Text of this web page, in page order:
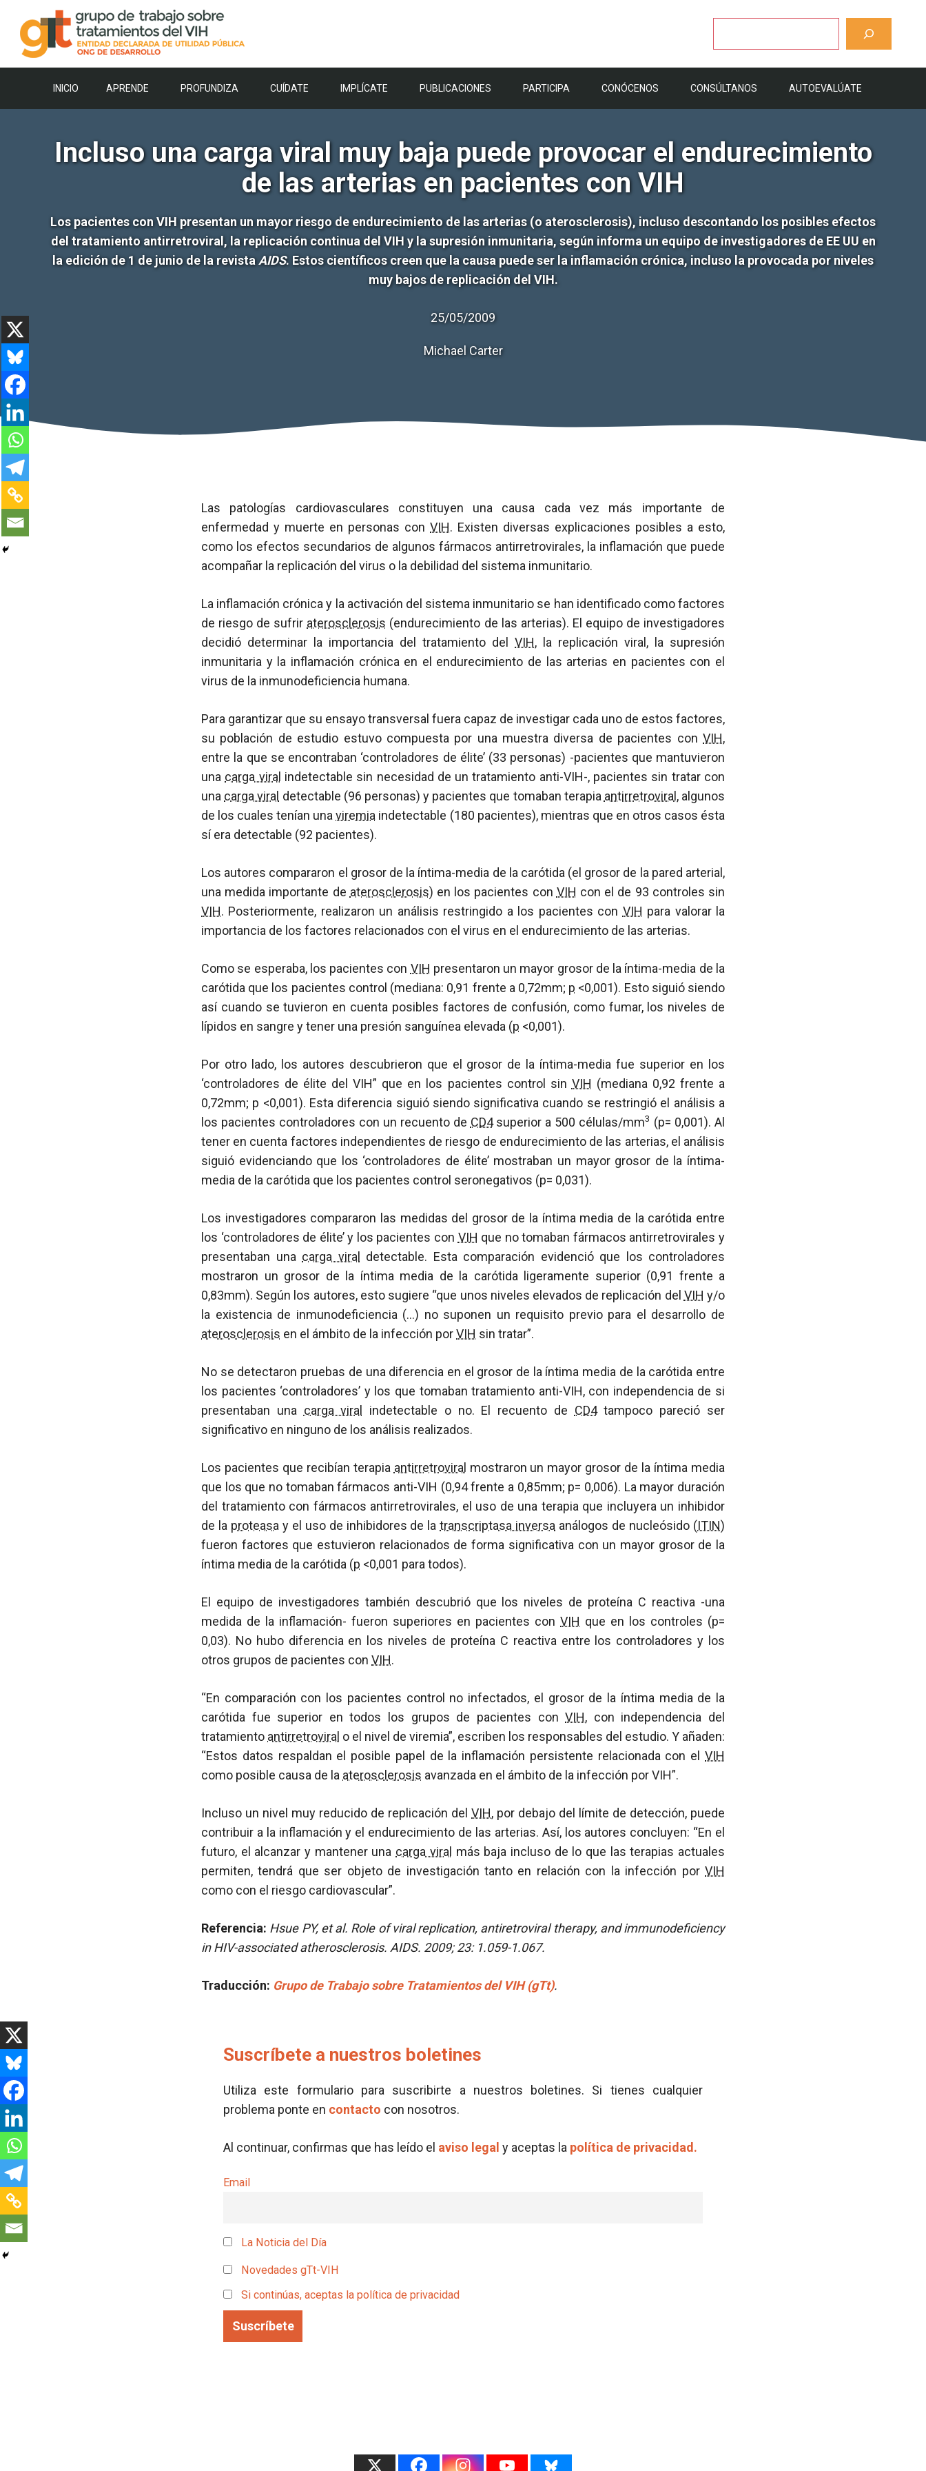
contenido
INICIO APRENDE PROFUNDIZA CUÍDATE IMPLÍCATE PUBLICACIONES PARTICIPA CONÓCENOS CONSÚLTANOS AUTOEVALÚATE
Incluso una carga viral muy baja puede provocar el endurecimiento
de las arterias en pacientes con VIH
Los pacientes con VIH presentan un mayor riesgo de endurecimiento de las arterias (o aterosclerosis), incluso descontando los posibles efectos
del tratamiento antirretroviral, la replicación continua del VIH y la supresión inmunitaria, según informa un equipo de investigadores de EE UU en
la edición de 1 de junio de la revistaAIDS. Estos científicos creen que la causa puede ser la inflamación crónica, incluso la provocada por niveles
muy bajos de replicación del VIH.
25/05/2009
Michael Carter
Las patologías cardiovasculares constituyen una causa cada vez más importante de
enfermedad y muerte en personas con VIH. Existen diversas explicaciones posibles a esto,
como los efectos secundarios de algunos fármacos antirretrovirales, la inflamación que puede
acompañar la replicación del virus o la debilidad del sistema inmunitario.
La inflamación crónica y la activación del sistema inmunitario se han identificado como factores
de riesgo de sufrir aterosclerosis (endurecimiento de las arterias). El equipo de investigadores
decidió determinar la importancia del tratamiento del VIH, la replicación viral, la supresión
inmunitaria y la inflamación crónica en el endurecimiento de las arterias en pacientes con el
virus de la inmunodeficiencia humana.
Para garantizar que su ensayo transversal fuera capaz de investigar cada uno de estos factores,
su población de estudio estuvo compuesta por una muestra diversa de pacientes con VIH,
entre la que se encontraban ‘controladores de élite’ (33 personas) -pacientes que mantuvieron
una carga viral indetectable sin necesidad de un tratamiento anti-VIH-, pacientes sin tratar con
una carga viral detectable (96 personas) y pacientes que tomaban terapia antirretroviral , algunos
de los cuales tenían unaviremia indetectable (180 pacientes), mientras que en otros casos ésta
sí era detectable (92 pacientes).
Los autores compararon el grosor de la íntima-media de la carótida (el grosor de la pared arterial,
una medida importante de aterosclerosis) en los pacientes con VIH con el de 93 controles sin
VIH. Posteriormente, realizaron un análisis restringido a los pacientes con VIH para valorar la
importancia de los factores relacionados con el virus en el endurecimiento de las arterias.
Como se esperaba, los pacientes con VIH presentaron un mayor grosor de la íntima-media de la
carótida que los pacientes control (mediana: 0,91 frente a 0,72mm; p <0,001). Esto siguió siendo
así cuando se tuvieron en cuenta posibles factores de confusión, como fumar, los niveles de
lípidos en sangre y tener una presión sanguínea elevada (p <0,001).
Por otro lado, los autores descubrieron que el grosor de la íntima-media fue superior en los
‘controladores de élite del VIH” que en los pacientes control sin VIH (mediana 0,92 frente a
0,72mm; p <0,001). Esta diferencia siguió siendo significativa cuando se restringió el análisis a
los pacientes controladores con un recuento de CD4superior a 500 células/mm3 (p= 0,001). Al
tener en cuenta factores independientes de riesgo de endurecimiento de las arterias, el análisis
siguió evidenciando que los ‘controladores de élite’ mostraban un mayor grosor de la íntima-
media de la carótida que los pacientes control seronegativos (p= 0,031).
Los investigadores compararon las medidas del grosor de la íntima media de la carótida entre
los ‘controladores de élite’ y los pacientes con VIH que no tomaban fármacos antirretrovirales y
presentaban una carga viral
detectable. Esta comparación evidenció que los controladores
mostraron un grosor de la íntima media de la carótida ligeramente superior (0,91 frente a
0,83mm). Según los autores, esto sugiere “que unos niveles elevados de replicación del VIH y/o
la existencia de inmunodeficiencia (…) no suponen un requisito previo para el desarrollo de
aterosclerosis en el ámbito de la infección porVIH sin tratar”.
No se detectaron pruebas de una diferencia en el grosor de la íntima media de la carótida entre
los pacientes ‘controladores’ y los que tomaban tratamiento anti-VIH, con independencia de si
presentaban una carga viral indetectable o no. El recuento de CD4tampoco pareció ser
significativo en ninguno de los análisis realizados.
Los pacientes que recibían terapia antirretroviral mostraron un mayor grosor de la íntima media
que los que no tomaban fármacos anti-VIH (0,94 frente a 0,85mm; p= 0,006). La mayor duración
del tratamiento con fármacos antirretrovirales, el uso de una terapia que incluyera un inhibidor
de la proteasa y el uso de inhibidores de latranscriptasa inversa análogos de nucleósido (ITIN)
fueron factores que estuvieron relacionados de forma significativa con un mayor grosor de la
íntima media de la carótida (p <0,001 para todos).
El equipo de investigadores también descubrió que los niveles de proteína C reactiva -una
medida de la inflamación- fueron superiores en pacientes con VIH que en los controles (p=
0,03). No hubo diferencia en los niveles de proteína C reactiva entre los controladores y los
otros grupos de pacientes con VIH.
“En comparación con los pacientes control no infectados, el grosor de la íntima media de la
carótida fue superior en todos los grupos de pacientes conVIH, con independencia del
tratamiento antirretroviral o el nivel de viremia”, escriben los responsables del estudio. Y añaden:
“Estos datos respaldan el posible papel de la inflamación persistente relacionada con el VIH
como posible causa de la aterosclerosis avanzada en el ámbito de la infección por VIH”.
Incluso un nivel muy reducido de replicación del VIH, por debajo del límite de detección, puede
contribuir a la inflamación y el endurecimiento de las arterias. Así, los autores concluyen: “En el
futuro, el alcanzar y mantener una carga viral más baja incluso de lo que las terapias actuales
permiten, tendrá que ser objeto de investigación tanto en relación con la infección por VIH
como con el riesgo cardiovascular”.
Referencia: Hsue PY, et al. Role of viral replication, antiretroviral therapy, and immunodeficiency
in HIV-associated atherosclerosis. AIDS. 2009; 23: 1.059-1.067.
Traducción: Grupo de Trabajo sobre Tratamientos del VIH (gTt).
Suscríbete a nuestros boletines
Utiliza este formulario para suscribirte a nuestros boletines. Si tienes cualquier
problema ponte en contacto con nosotros.
Al continuar, confirmas que has leído el aviso legal y aceptas la política de privacidad.
Email
La Noticia del Día
Novedades gTt-VIH
Si continúas, aceptas la política de privacidad